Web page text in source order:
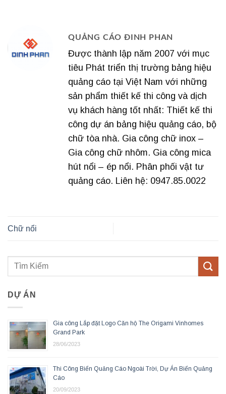
QUẢNG CÁO ĐINH PHAN
Được thành lập năm 2007 với mục
tiêu Phát triển thị trường bảng hiệu
quảng cáo tại Việt Nam với những
sản phẩm thiết kế thi công và dịch
vụ khách hàng tốt nhất: Thiết kế thi
công dự án bảng hiệu quảng cáo, bộ
chữ tòa nhà. Gia công chữ inox –
Gia công chữ nhôm. Gia công mica
hút nổi – ép nổi. Phân phối vật tư
quảng cáo. Liên hệ: 0947.85.0022
Chữ nổi
DỰ ÁN
Gia công Lắp đặt Logo Căn hộ The Origami Vinhomes
Grand Park
28/06/2023
Thi Công Biển Quảng Cáo Ngoài Trời, Dự Án Biển Quảng
Cáo
20/09/2023